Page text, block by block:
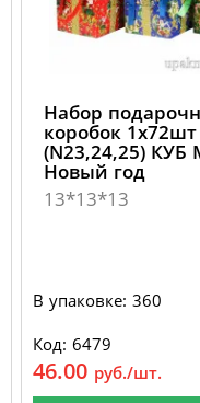
Набор
коробок 1х72шт
(N23,24,25)
Новый год
13*13*13
В упаковке: 360
Код: 6479
46.00 руб./шт.